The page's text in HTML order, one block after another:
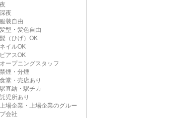
夜
深夜
服装自由
髪型・髪色自由
髭（ひげ）OK
ネイルOK
ピアスOK
オープニングスタッフ
禁煙・分煙
食堂・売店あり
駅直結・駅チカ
託児所あり
上場企業・上場企業のグルー
プ会社